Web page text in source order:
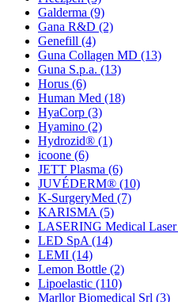
Galderma (9)
Gana R&D (2)
Genefill (4)
Guna Collagen MD (13)
Guna S.p.a. (13)
Horus (6)
Human Med (18)
HyaCorp (3)
Hyamino (2)
Hydrozid® (1)
icoone (6)
JETT Plasma (6)
JUVÉDERM® (10)
K-SurgeryMed (7)
KARISMA (5)
LASERING Medical Laser
LED SpA (14)
LEMI (14)
Lemon Bottle (2)
Lipoelastic (110)
Marllor Biomedical Srl (3)